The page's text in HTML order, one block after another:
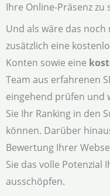
Ihre Online-Präsenz zu
Und als wäre das
zusätzlich eine
Konten sowie eine
Team aus erfahrenen
eingehend prüfen und
Sie Ihr Ranking in den
können. Darüber
Bewertung Ihrer
Sie das volle Potenzial
ausschöpfen.